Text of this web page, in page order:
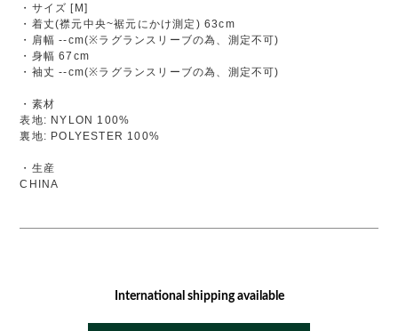
・サイズ [M]
・着丈(襟元中央~裾元にかけ測定) 63cm
・肩幅 --cm(※ラグランスリーブの為、測定不可)
・身幅 67cm
・袖丈 --cm(※ラグランスリーブの為、測定不可)
・素材
表地: NYLON 100%
裏地: POLYESTER 100%
・生産
CHINA
International shipping available